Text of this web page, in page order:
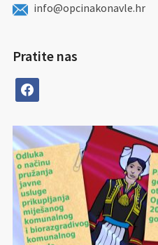
info@opcinakonavle.hr
Pratite nas
facebook